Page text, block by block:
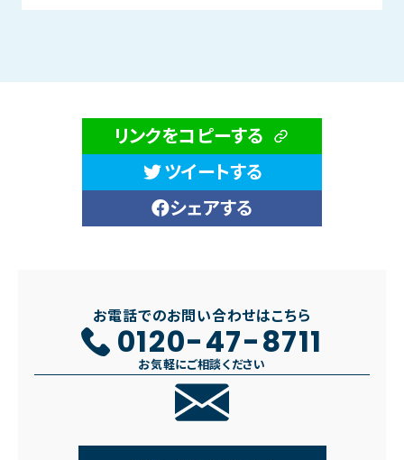
リンクをコピーする
ツイートする
シェアする
お電話でのお問い合わせはこちら
0120-47-8711
お気軽にご相談ください